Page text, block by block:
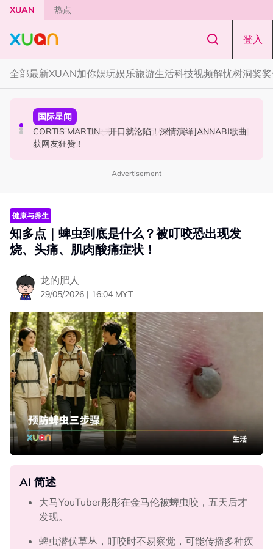
Skip to main content
XUAN 热点
登入
全部最新XUAN加你娱玩娱乐旅游生活科技视频解忧树洞奖
国际星闻
张员瑛频陷耍大牌争议！首度吐心声：真相终究会浮出水
面！
演唱会
F✦FOREVER 首次来马开唱！万人合唱《流星雨》，梦回
《流星花园》
国际星闻
CORTIS MARTIN一开口就沦陷！深情演绎JANNABI歌曲
获网友狂赞！
Advertisement
健康与养生
知多点｜蜱虫到底是什么？被叮咬恐出现发
烧、头痛、肌肉酸痛症状！
龙的肥人
29/05/2026 | 16:04 MYT
AI 简述
大马YouTuber彤彤在金马伦被蜱虫咬，五天后才
发现。
蜱虫潜伏草丛，叮咬时不易察觉，可能传播多种疾